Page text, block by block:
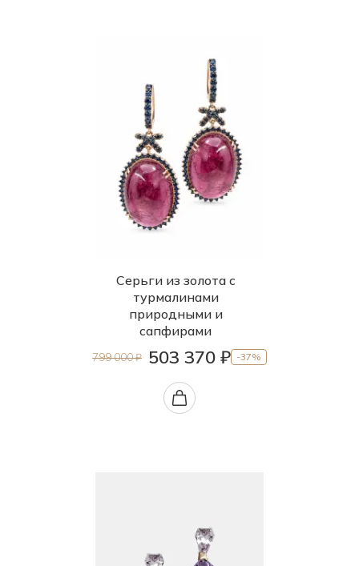
Серьги из золота с
турмалинами
природными и
сапфирами
799 000 ₽ 503 370 ₽ -37%